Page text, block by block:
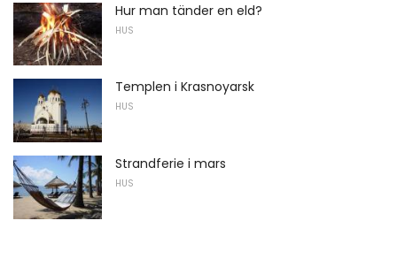
Hur man tänder en eld?
HUS
Templen i Krasnoyarsk
HUS
Strandferie i mars
HUS